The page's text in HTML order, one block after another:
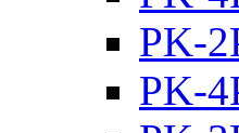
PK-
PK-